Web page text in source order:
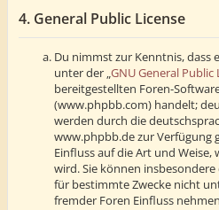
4. General Public License
Du nimmst zur Kenntnis, dass
unter der „GNU General Public
bereitgestellten Foren-
(www.phpbb.com) handelt;
werden durch die
www.phpbb.de zur Verfügung
Einfluss auf die Art und
wird. Sie können
für bestimmte Zwecke nicht
fremder Foren Einfluss